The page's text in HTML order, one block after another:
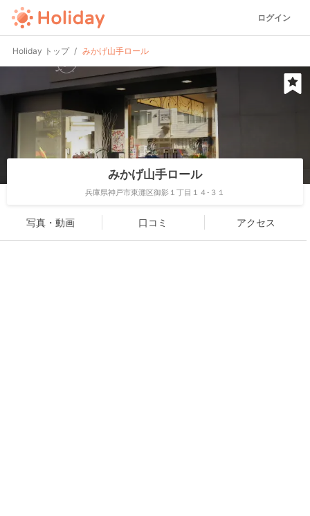
ログイン
Holiday トップ みかげ山手ロール
みかげ山手ロール
兵庫県神戸市東灘区御影１丁目１４-３１
写真・動画 口コミ アクセス